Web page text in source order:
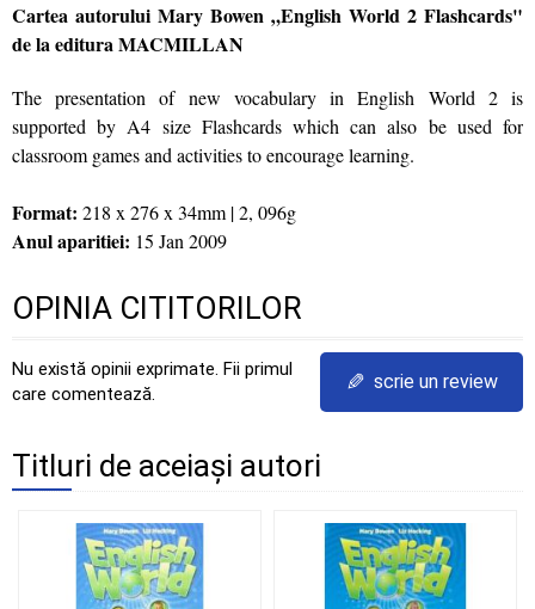
Cartea autorului Mary Bowen „English World 2 Flashcards"
de la editura MACMILLAN
The presentation of new vocabulary in English World 2 is
supported by A4 size Flashcards which can also be used for
classroom games and activities to encourage learning.
Format: 218 x 276 x 34mm | 2, 096g
Anul aparitiei: 15 Jan 2009
OPINIA CITITORILOR
Nu există opinii exprimate. Fii primul
care comentează.
✎ scrie un review
Titluri de aceiași autori